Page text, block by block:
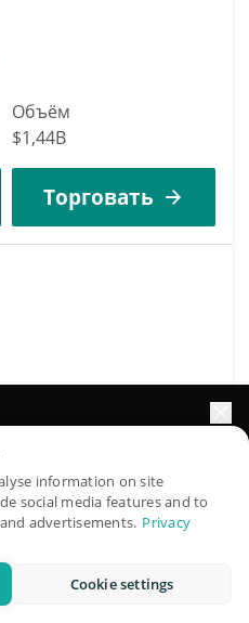
Объём
$1,44B
Торговать
Объём
Торговать
Data provided by Coingecko
цикла, где
бэктестят и оптимизируют
рыночные исследования
бесплатно
information on site
social media features and to
advertisements. Privacy
Cookie settings